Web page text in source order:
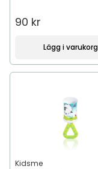
90 kr
Lägg i varukorg
Kidsme